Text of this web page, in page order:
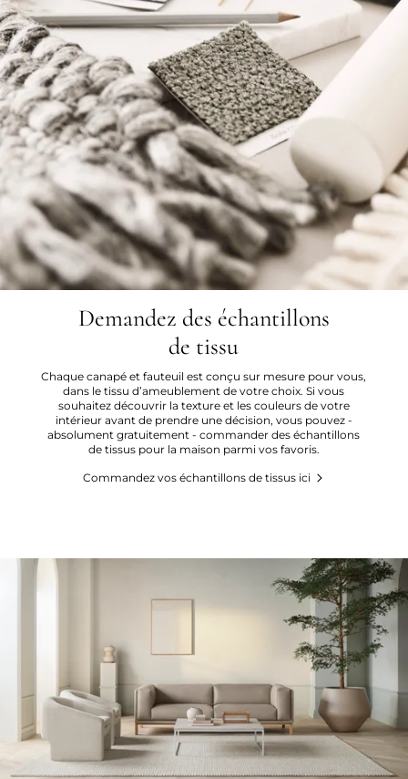
Demandez des échantillons
de tissu
Chaque canapé et fauteuil est conçu sur mesure pour vous,
dans le tissu d’ameublement de votre choix. Si vous
souhaitez découvrir la texture et les couleurs de votre
intérieur avant de prendre une décision, vous pouvez -
absolument gratuitement - commander des échantillons
de tissus pour la maison parmi vos favoris.
Commandez vos échantillons de tissus ici